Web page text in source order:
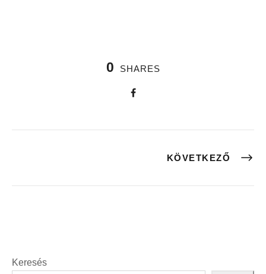
0 SHARES
KÖVETKEZŐ
Keresés